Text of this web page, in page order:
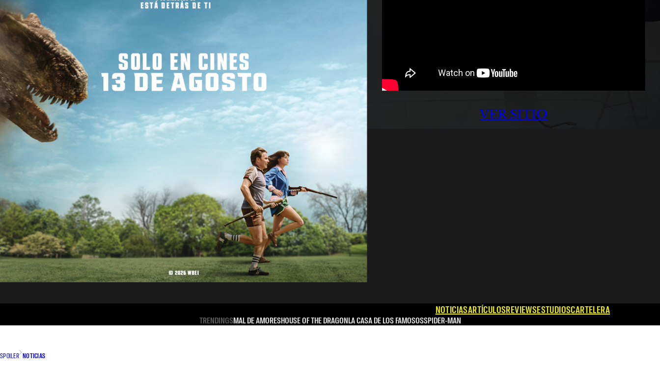
VER SITIO
NOTICIASARTÍCULOSREVIEWSESTUDIOSCARTELERA
TRENDINGSMAL DE AMORESHOUSE OF THE DRAGONLA CASA DE LOS FAMOSOSSPIDER-MAN
SPOILER NOTICIAS